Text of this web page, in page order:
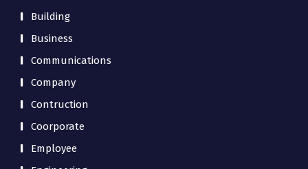
Building
Business
Communications
Company
Contruction
Coorporate
Employee